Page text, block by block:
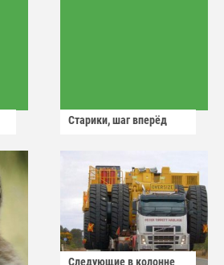
Старики, шаг вперёд
Следующие в колонне